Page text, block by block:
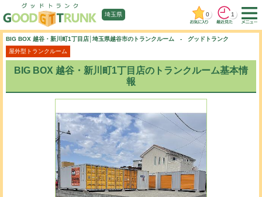
埼玉県 0 1
BIG BOX 越谷・新川町1丁目店│埼玉県越谷市のトランクルーム - グッドトランク
屋外型トランクルーム
BIG BOX 越谷・新川町1丁目店のトランクルーム基本情
報